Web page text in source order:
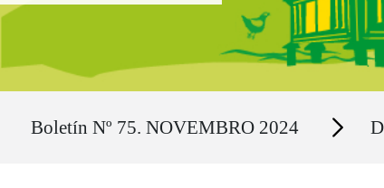
Boletín Nº 75. NOVEMBRO 2024 Secciones